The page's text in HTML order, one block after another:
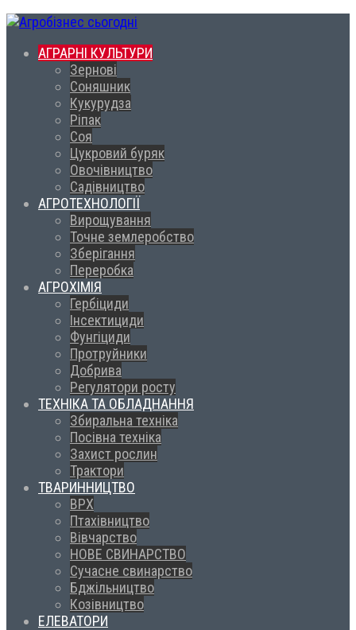
АГРАРНІ КУЛЬТУРИ
Зернові
Соняшник
Кукурудза
Ріпак
Соя
Цукровий буряк
Овочівництво
Садівництво
АГРОТЕХНОЛОГІЇ
Вирощування
Точне землеробство
Зберігання
Переробка
АГРОХІМІЯ
Гербіциди
Інсектициди
Фунгіциди
Протруйники
Добрива
Регулятори росту
ТЕХНІКА ТА ОБЛАДНАННЯ
Збиральна техніка
Посівна техніка
Захист рослин
Трактори
ТВАРИННИЦТВО
ВРХ
Птахівництво
Вівчарство
НОВЕ СВИНАРСТВО
Сучасне свинарство
Бджільництво
Козівництво
ЕЛЕВАТОРИ